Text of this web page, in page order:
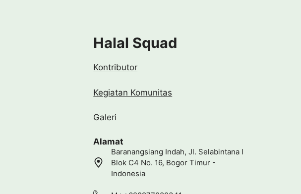
Halal Squad
Kontributor
Kegiatan Komunitas
Galeri
Alamat
Baranangsiang Indah, Jl. Selabintana I
Blok C4 No. 16, Bogor Timur -
Indonesia